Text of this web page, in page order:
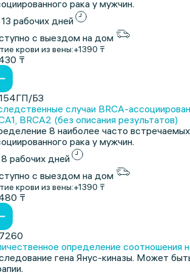
рака у мужчин.
рабочих дней
с выездом на дом
крови из вены:+1390 ₸
₸
БЗ
случаи BRCA-
BRCA2 (без описания результатов)
8 наиболее часто
рака у мужчин.
рабочих дней
с выездом на дом
крови из вены:+1390 ₸
₸
определение соотношения
гена Янус-киназы. Может